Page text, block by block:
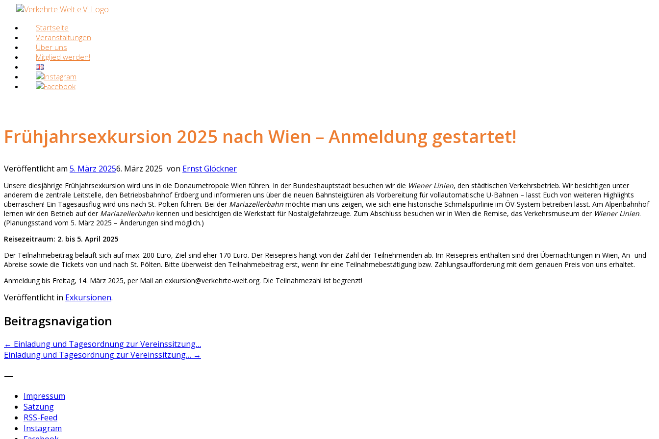
Zum
springenStartseite
Veranstaltungen
Über uns
Mitglied werden!
Frühjahrsexkursion 2025 nach Wien – Anmeldung gestartet!
Veröffentlicht am 5. März 20256. März 2025 von Ernst Glöckner
Unsere diesjährige Frühjahrsexkursion wird uns in die Donaumetropole Wien führen. In der Bundeshauptstadt besuchen wir die Wiener Linien, den städtischen Verkehrsbetrieb. Wir besichtigen unter
anderem die zentrale Leitstelle, den Betriebsbahnhof Erdberg und informieren uns über die neuen Bahnsteigtüren als Vorbereitung für vollautomatische U-Bahnen – lasst Euch von weiteren Highlights
überraschen! Ein Tagesausflug wird uns nach St. Pölten führen. Bei der Mariazellerbahn möchte man uns zeigen, wie sich eine historische Schmalspurlinie im ÖV-System betreiben lässt. Am Alpenbahnhof
lernen wir den Betrieb auf der Mariazellerbahn kennen und besichtigen die Werkstatt für Nostalgiefahrzeuge. Zum Abschluss besuchen wir in Wien die Remise, das Verkehrsmuseum der Wiener Linien.
(Planungsstand vom 5. März 2025 – Änderungen sind möglich.)
Reisezeitraum: 2. bis 5. April 2025
Der Teilnahmebeitrag beläuft sich auf max. 200 Euro, Ziel sind eher 170 Euro. Der Reisepreis hängt von der Zahl der Teilnehmenden ab. Im Reisepreis enthalten sind drei Übernachtungen in Wien, An- und
Abreise sowie die Tickets von und nach St. Pölten. Bitte überweist den Teilnahmebeitrag erst, wenn ihr eine Teilnahmebestätigung bzw. Zahlungsaufforderung mit dem genauen Preis von uns erhaltet.
Anmeldung bis Freitag, 14. März 2025, per Mail an exkursion@verkehrte-welt.org. Die Teilnahmezahl ist begrenzt!
Veröffentlicht in Exkursionen.
Beitragsnavigation
← Einladung und Tagesordnung zur Vereinssitzung…
Einladung und Tagesordnung zur Vereinssitzung… →
—
Impressum
Satzung
RSS-Feed
Instagram